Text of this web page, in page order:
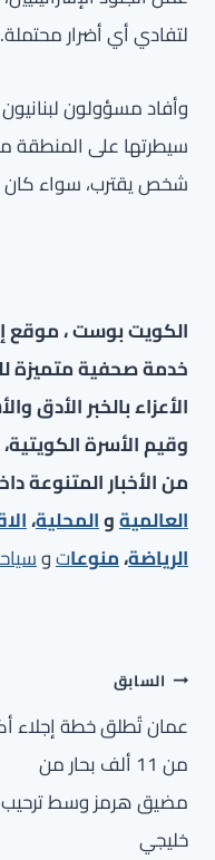
لتفادي أي أضرار محتملة.
وأفاد مسؤولون
سيطرتها على المنطقة
شخص يقترب، سواء كان
الكويت بوست ، موقع
خدمة صحفية متميزة
الأعزاء بالخبر الأدق
وقيم الأسرة
من الأخبار المتنوعة
العالميةوالمحلية،
الرياضة،منوعاتو
تصفّح
المقالات
السابق
عمان تُطلق خطة إجلاء
من 11 ألف بحار من
مضيق هرمز وسط ترحيب
خليجي